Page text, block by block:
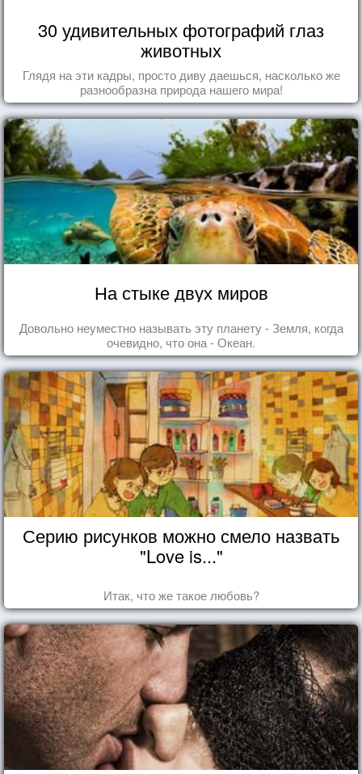
30 удивительных фотографий глаз
животных
Глядя на эти кадры, просто диву даешься, насколько же
разнообразна природа нашего мира!
На стыке двух миров
Довольно неуместно называть эту планету - Земля, когда
очевидно, что она - Океан.
Серию рисунков можно смело назвать
"Love is..."
Итак, что же такое любовь?